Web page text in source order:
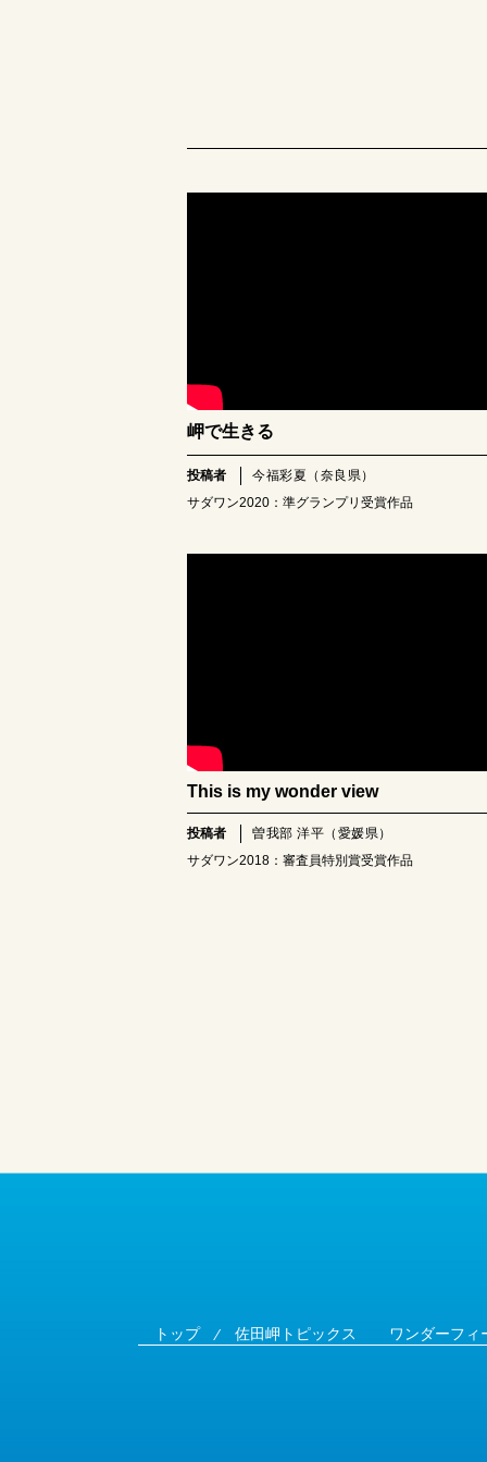
岬で生きる
投稿者
今福彩夏（奈良県）
サダワン2020：準グランプリ受賞作品
This is my wonder view
投稿者
曽我部 洋平（愛媛県）
サダワン2018：審査員特別賞受賞作品
トップ ⁄ 佐田岬トピックス ワンダーフィ